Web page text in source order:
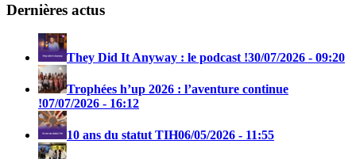
Dernières actus
They Did It Anyway : le podcast !30/07/2026 - 09:20
Trophées h’up 2026 : l’aventure continue
!07/07/2026 - 16:12
10 ans du statut TIH06/05/2026 - 11:55